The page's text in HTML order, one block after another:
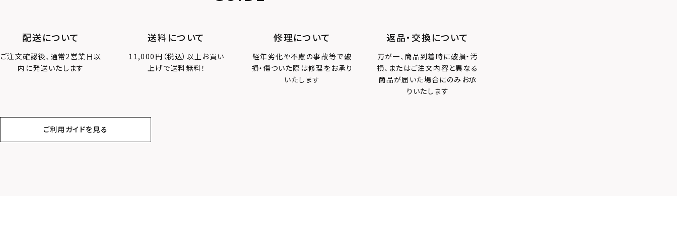
配送について
ご注文確認後、通常2営業日以
内に発送いたします
送料について
11,000円（税込）以上お買い
上げで送料無料！
修理について
経年劣化や不慮の事故等で破
損・傷ついた際は修理をお承り
いたします
返品・交換について
万が一、商品到着時に破損・汚
損、またはご注文内容と異なる
商品が届いた場合にのみお承
りいたします
ご利用ガイドを見る